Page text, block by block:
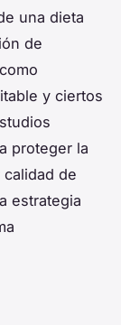
una dieta
de
y ciertos
proteger la
de
estrategia